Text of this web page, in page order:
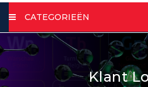
CATEGORIEËN
Klant